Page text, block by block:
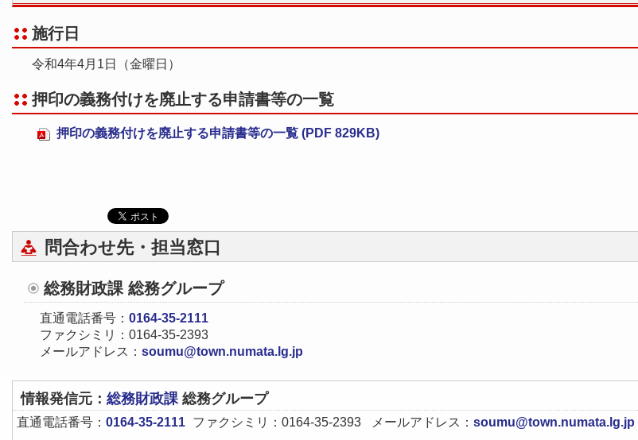
施行日
令和4年4月1日（金曜日）
押印の義務付けを廃止する申請書等の一覧
押印の義務付けを廃止する申請書等の一覧 (PDF 829KB)
問合わせ先・担当窓口
総務財政課 総務グループ
直通電話番号： 0164-35-2111
ファクシミリ：0164-35-2393
メールアドレス： soumu@town.numata.lg.jp
情報発信元： 総務財政課 総務グループ
直通電話番号： 0164-35-2111 ファクシミリ：0164-35-2393 メールアドレス： soumu@town.numata.lg.jp